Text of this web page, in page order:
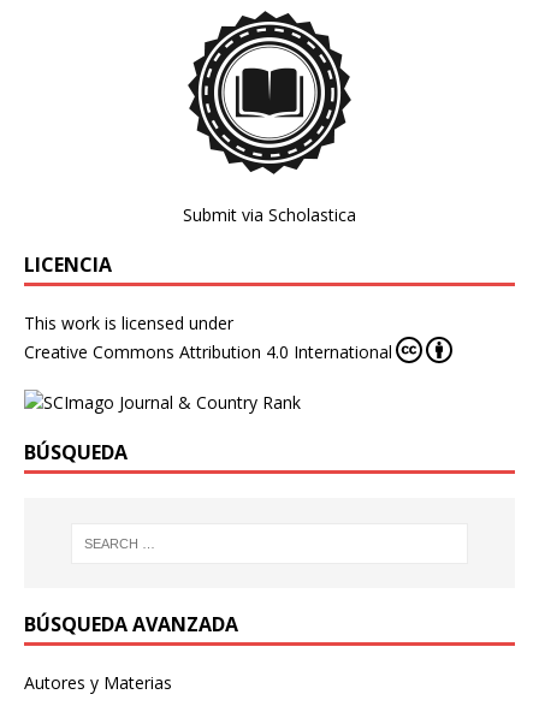
Submit via Scholastica
LICENCIA
This work is licensed under
Creative Commons Attribution 4.0 International
BÚSQUEDA
BÚSQUEDA AVANZADA
Autores y Materias